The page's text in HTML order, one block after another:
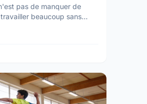
pas de manquer de
beaucoup sans